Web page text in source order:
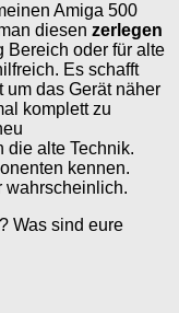
Amiga 500
diesen zerlegen
Bereich oder für alte
Es schafft
um das Gerät näher
komplett zu
die alte Technik.
kennen.
wahrscheinlich.
Was sind eure